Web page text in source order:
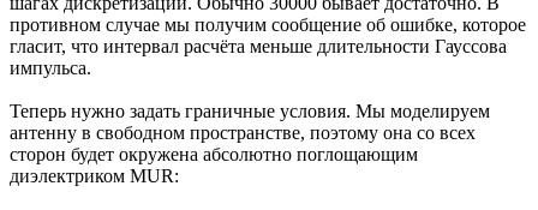
противном случае мы получим сообщение об ошибке, которое
гласит, что интервал расчёта меньше длительности Гауссова
импульса.
Теперь нужно задать граничные условия. Мы моделируем
антенну в свободном пространстве, поэтому она со всех
сторон будет окружена абсолютно поглощающим
диэлектриком MUR: